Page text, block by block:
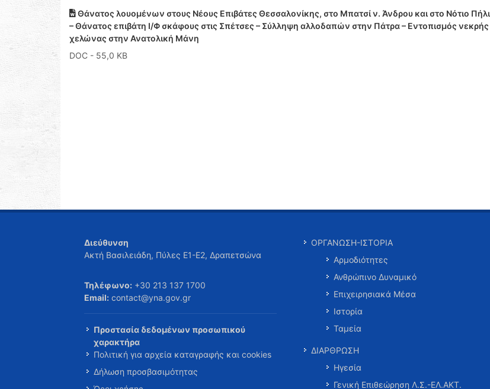
Θάνατος λουομένων στους Νέους Επιβάτες Θεσσαλονίκης, στο Μπατσί ν. Άνδρου και στο Νότιο
– Θάνατος επιβάτη Ι/Φ σκάφους στις Σπέτσες – Σύλληψη αλλοδαπών στην Πάτρα – Εντοπισμός νεκρής
χελώνας στην Ανατολική Μάνη
DOC - 55,0 KB
Διεύθυνση
Ακτή Βασιλειάδη, Πύλες Ε1-Ε2, Δραπετσώνα
Τηλέφωνο: +30 213 137 1700
Email: contact@yna.gov.gr
Προστασία δεδομένων προσωπικού
χαρακτήρα
Πολιτική για αρχεία καταγραφής και cookies
Δήλωση προσβασιμότητας
ΟΡΓΑΝΩΣΗ-ΙΣΤΟΡΙΑ
Αρμοδιότητες
Ανθρώπινο Δυναμικό
Επιχειρησιακά Μέσα
Ιστορία
Ταμεία
ΔΙΑΡΘΡΩΣΗ
Ηγεσία
Γενική Επιθεώρηση Λ.Σ.-ΕΛ.ΑΚΤ.